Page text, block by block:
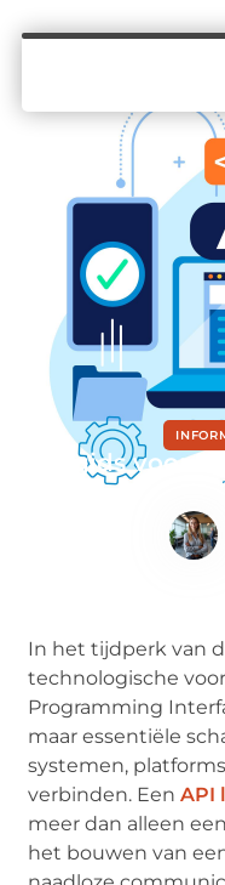
Een gids voor
een
In het tijdperk van
technologische
Programming
maar essentiële
systemen,
verbinden. EenAPI
meer dan alleen
het bouwen van